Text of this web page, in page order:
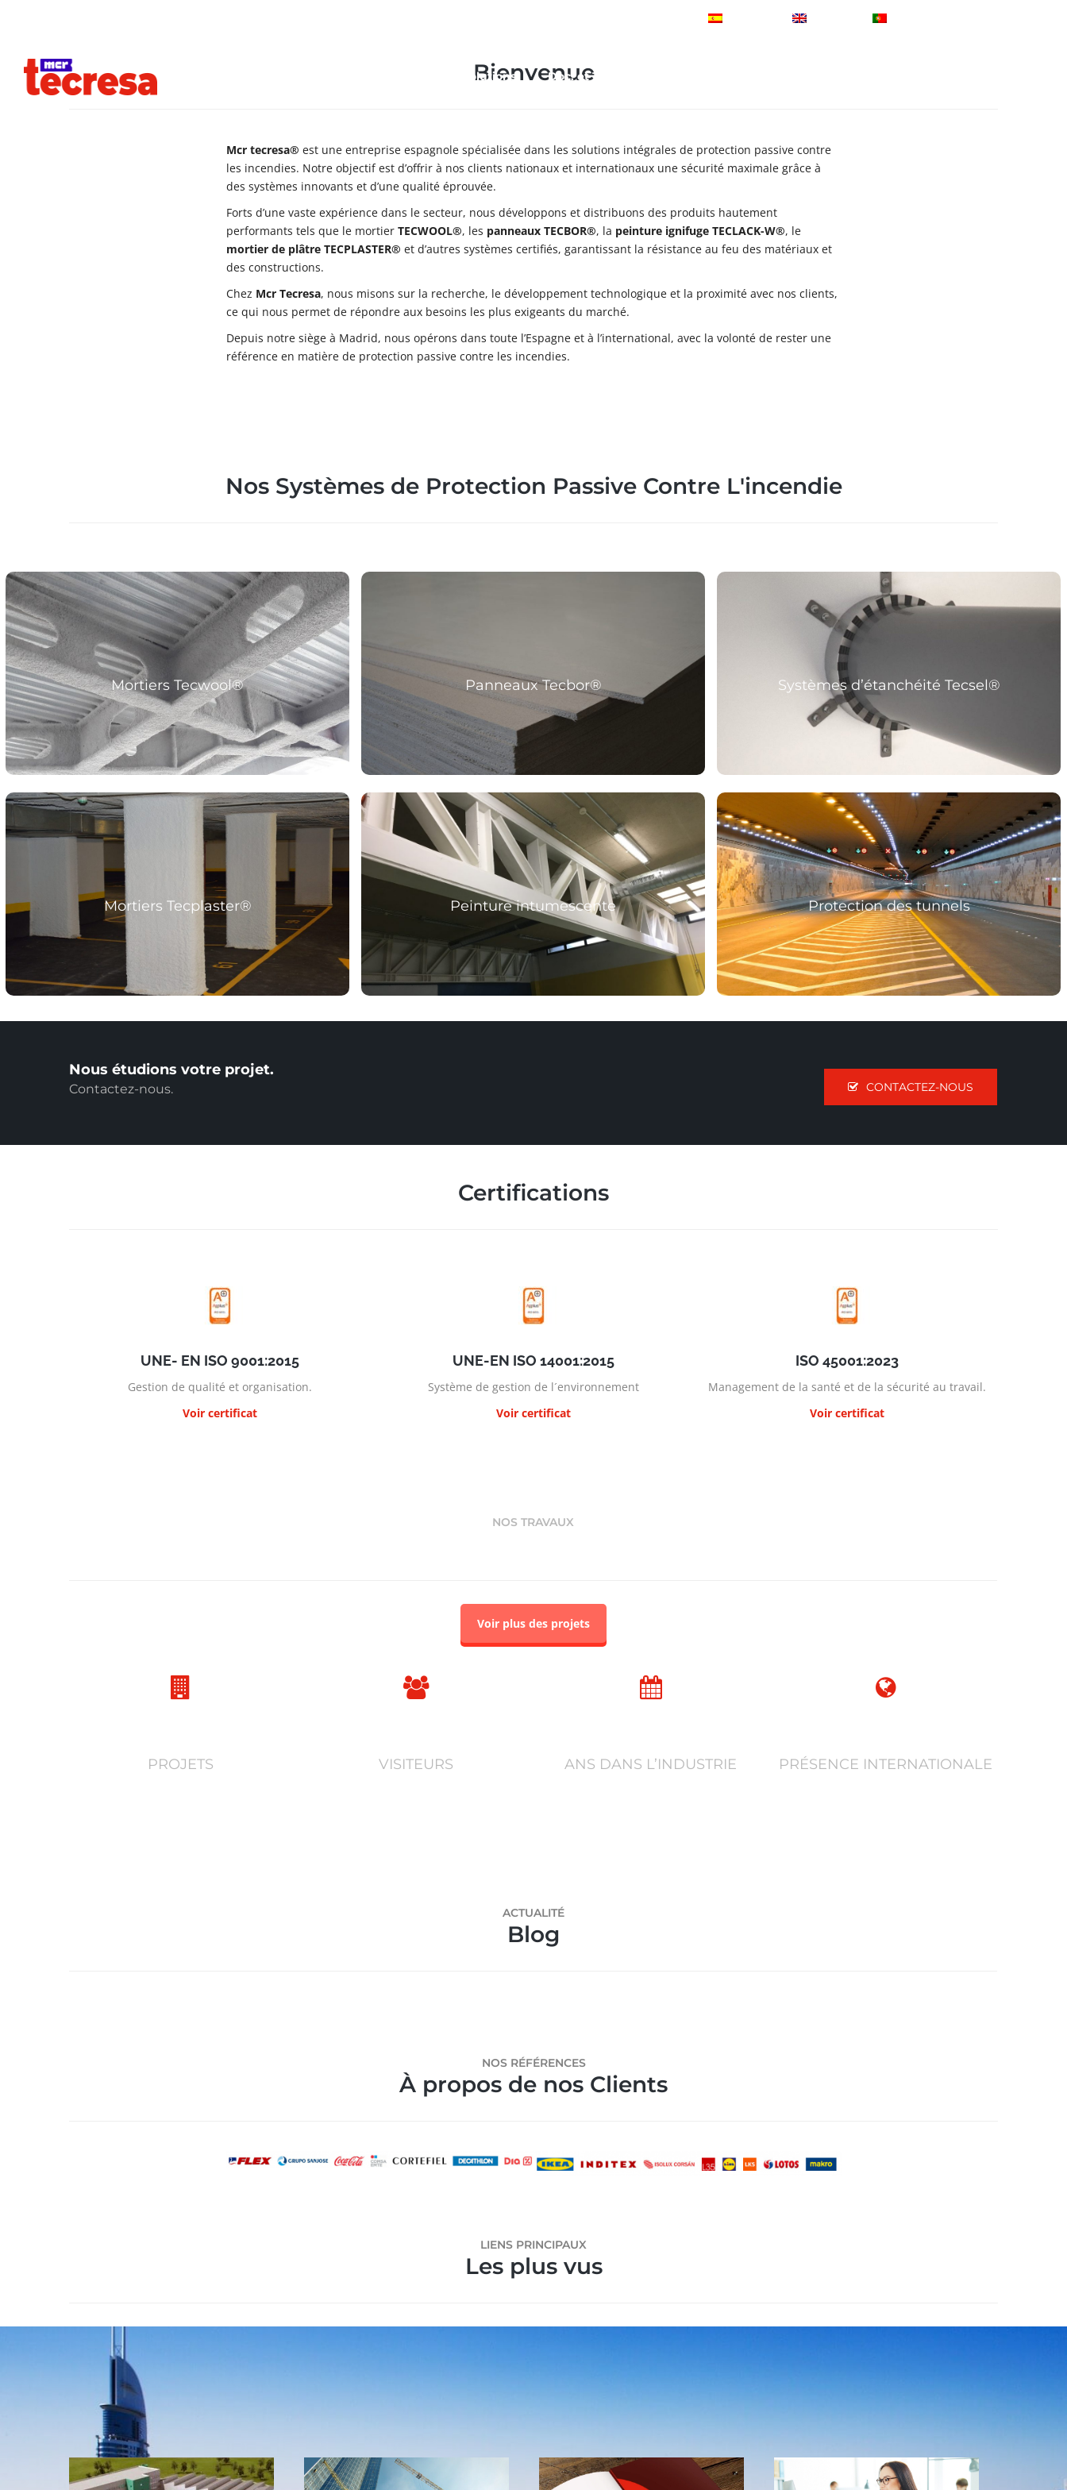
Constructive Solutions Doc. et Telechargements
Bienvenue
Mcr tecresa® est une entreprise espagnole spécialisée dans les solutions intégrales de protection passive contre
les incendies. Notre objectif est d’offrir à nos clients nationaux et internationaux une sécurité maximale grâce à
des systèmes innovants et d’une qualité éprouvée.
Forts d’une vaste expérience dans le secteur, nous développons et distribuons des produits hautement
performants tels que le mortier TECWOOL®, les panneaux TECBOR®, la peinture ignifuge TECLACK-W®, le
mortier de plâtre TECPLASTER® et d’autres systèmes certifiés, garantissant la résistance au feu des matériaux et
des constructions.
Chez Mcr Tecresa, nous misons sur la recherche, le développement technologique et la proximité avec nos clients,
ce qui nous permet de répondre aux besoins les plus exigeants du marché.
Depuis notre siège à Madrid, nous opérons dans toute l’Espagne et à l’international, avec la volonté de rester une
référence en matière de protection passive contre les incendies.
Nos Systèmes de Protection Passive Contre L'incendie
Mortiers Tecwool®
Mortier ignifuge en laine de roche projetée
Plus d´informations
Panneaux Tecbor®
Panneaux ignifuges rigides
Plus d´informations
Systèmes d’étanchéité Tecsel®
Avoid fire propagation in compartments
Plus d’informations
Mortiers Tecplaster®
Mortier de bas de plâtre, perlite et vermiculite
Composants qui dotent d’une grande protection contre le
feu.
Plus d’informations
Peinture intumescente
Teclak-W® Peinture intumescent soluble dans
l’eau
Plus d’informations
Protection des tunnels
Mortier Tecwool® 825 et Panneaux Tecbor®
Plus d’informations
CONTACTEZ-NOUS
Nous étudions votre projet.
Contactez-nous.
Certifications
UNE- EN ISO 9001:2015
Gestion de qualité et organisation.
Voir certificat
UNE-EN ISO 14001:2015
Système de gestion de l´environnement
Voir certificat
ISO 45001:2023
Management de la santé et de la sécurité au travail.
Voir certificat
NOS TRAVAUX
Voir plus des projets
PROJETS VISITEURS ANS DANS L’INDUSTRIE PRÉSENCE INTERNATIONALE
ACTUALITÉ
Blog
NOS RÉFÉRENCES
À propos de nos Clients
LIENS PRINCIPAUX
Les plus vus